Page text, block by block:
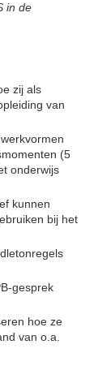
in de
zij als
van
(5
onderwijs
kunnen
bij het
gesprek
hoe ze
van o.a.